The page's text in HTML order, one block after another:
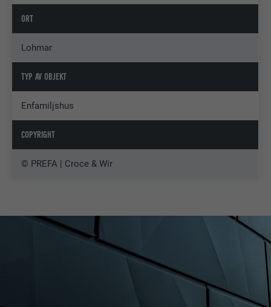
ORT
Lohmar
TYP AV OBJEKT
Enfamiljshus
COPYRIGHT
© PREFA | Croce & Wir